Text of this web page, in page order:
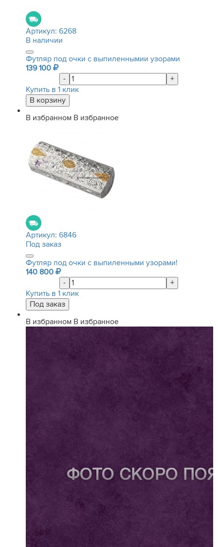
Артикул: 6268
В наличии
Футляр под очки с выпиленнымии узорами
139 100
-
+
Купить в 1 клик
В избранном В избранное
Артикул: 6846
Под заказ
Футляр под очки с выпиленными узорами!
140 800
-
+
Купить в 1 клик
В избранном В избранное